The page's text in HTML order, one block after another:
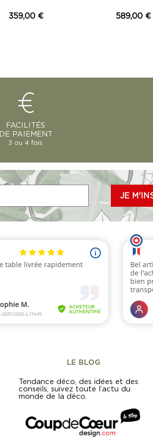
359,00 € 589,00 €
FACILITÉS
DE PAIEMENT
3 ou 4 fois
LE BLOG
Tendance déco, des idées et des
conseils, suivez toute l’actu du
monde de la déco.